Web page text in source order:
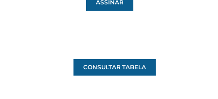
ASSINAR
CONSULTAR TABELA